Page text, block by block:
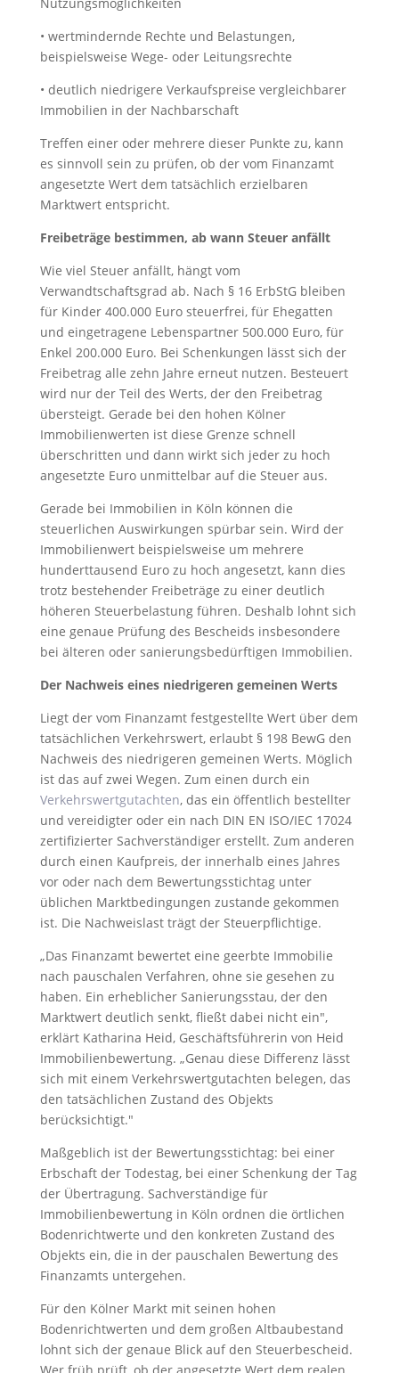
• wertmindernde Rechte und Belastungen,
beispielsweise Wege- oder Leitungsrechte
• deutlich niedrigere Verkaufspreise vergleichbarer
Immobilien in der Nachbarschaft
Treffen einer oder mehrere dieser Punkte zu, kann
es sinnvoll sein zu prüfen, ob der vom Finanzamt
angesetzte Wert dem tatsächlich erzielbaren
Marktwert entspricht.
Freibeträge bestimmen, ab wann Steuer anfällt
Wie viel Steuer anfällt, hängt vom
Verwandtschaftsgrad ab. Nach § 16 ErbStG bleiben
für Kinder 400.000 Euro steuerfrei, für Ehegatten
und eingetragene Lebenspartner 500.000 Euro, für
Enkel 200.000 Euro. Bei Schenkungen lässt sich der
Freibetrag alle zehn Jahre erneut nutzen. Besteuert
wird nur der Teil des Werts, der den Freibetrag
übersteigt. Gerade bei den hohen Kölner
Immobilienwerten ist diese Grenze schnell
überschritten und dann wirkt sich jeder zu hoch
angesetzte Euro unmittelbar auf die Steuer aus.
Gerade bei Immobilien in Köln können die
steuerlichen Auswirkungen spürbar sein. Wird der
Immobilienwert beispielsweise um mehrere
hunderttausend Euro zu hoch angesetzt, kann dies
trotz bestehender Freibeträge zu einer deutlich
höheren Steuerbelastung führen. Deshalb lohnt sich
eine genaue Prüfung des Bescheids insbesondere
bei älteren oder sanierungsbedürftigen Immobilien.
Der Nachweis eines niedrigeren gemeinen Werts
Liegt der vom Finanzamt festgestellte Wert über dem
tatsächlichen Verkehrswert, erlaubt § 198 BewG den
Nachweis des niedrigeren gemeinen Werts. Möglich
ist das auf zwei Wegen. Zum einen durch ein
Verkehrswertgutachten, das ein öffentlich bestellter
und vereidigter oder ein nach DIN EN ISO/IEC 17024
zertifizierter Sachverständiger erstellt. Zum anderen
durch einen Kaufpreis, der innerhalb eines Jahres
vor oder nach dem Bewertungsstichtag unter
üblichen Marktbedingungen zustande gekommen
ist. Die Nachweislast trägt der Steuerpflichtige.
„Das Finanzamt bewertet eine geerbte Immobilie
nach pauschalen Verfahren, ohne sie gesehen zu
haben. Ein erheblicher Sanierungsstau, der den
Marktwert deutlich senkt, fließt dabei nicht ein",
erklärt Katharina Heid, Geschäftsführerin von Heid
Immobilienbewertung. „Genau diese Differenz lässt
sich mit einem Verkehrswertgutachten belegen, das
den tatsächlichen Zustand des Objekts
berücksichtigt."
Maßgeblich ist der Bewertungsstichtag: bei einer
Erbschaft der Todestag, bei einer Schenkung der Tag
der Übertragung. Sachverständige für
Immobilienbewertung in Köln ordnen die örtlichen
Bodenrichtwerte und den konkreten Zustand des
Objekts ein, die in der pauschalen Bewertung des
Finanzamts untergehen.
Für den Kölner Markt mit seinen hohen
Bodenrichtwerten und dem großen Altbaubestand
lohnt sich der genaue Blick auf den Steuerbescheid.